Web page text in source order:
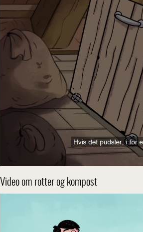
Video om rotter og kompost